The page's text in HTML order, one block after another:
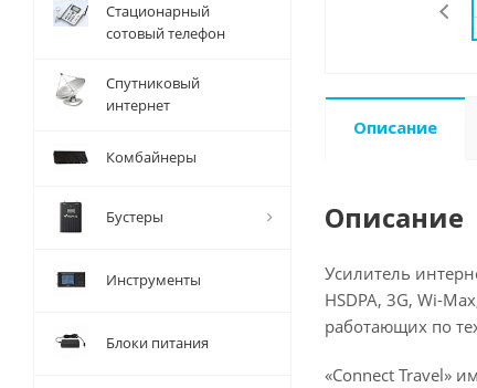
Описание
Описание
Усилитель
HSDPA, 3G, Wi-
работающих по
«Connect Travel»
Стационарный
сотовый телефон
Спутниковый
интернет
Комбайнеры
Бустеры
Инструменты
Блоки питания